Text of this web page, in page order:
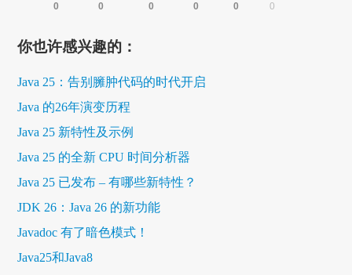
0 0 0 0 0 0
你也许感兴趣的：
Java 25：告别臃肿代码的时代开启
Java 的26年演变历程
Java 25 新特性及示例
Java 25 的全新 CPU 时间分析器
Java 25 已发布 – 有哪些新特性？
JDK 26：Java 26 的新功能
Javadoc 有了暗色模式！
Java25和Java8